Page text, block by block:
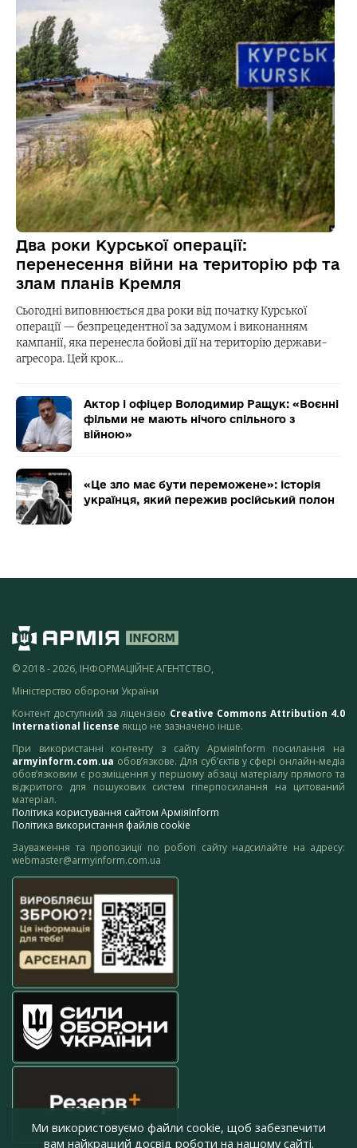
Два роки Курської операції:
перенесення війни на територію рф та
злам планів Кремля
Сьогодні виповнюється два роки від початку Курської
операції — безпрецедентної за задумом і виконанням
кампанії, яка перенесла бойові дії на територію держави-
агресора. Цей крок…
Актор і офіцер Володимир Ращук: «Воєнні
фільми не мають нічого спільного з
війною»
«Це зло має бути переможене»: історія
українця, який пережив російський полон
© 2018 - 2026, ІНФОРМАЦІЙНЕ АГЕНТСТВО,
Міністерство оборони України
Контент доступний за ліцензією Creative Commons Attribution 4.0
International license якщо не зазначено інше.
При використанні контенту з сайту АрміяInform посилання на
armyinform.com.ua обов’язкове. Для суб’єктів у сфері онлайн-медіа
обов’язковим є розміщення у першому абзаці матеріалу прямого та
відкритого для пошукових систем гіперпосилання на цитований
матеріал.
Політика користування сайтом АрміяInform
Політика використання файлів cookie
Зауваження та пропозиції по роботі сайту надсилайте на адресу:
webmaster@armyinform.com.ua
Ми використовуємо файли cookie, щоб забезпечити
вам найкращий досвід роботи на нашому сайті.